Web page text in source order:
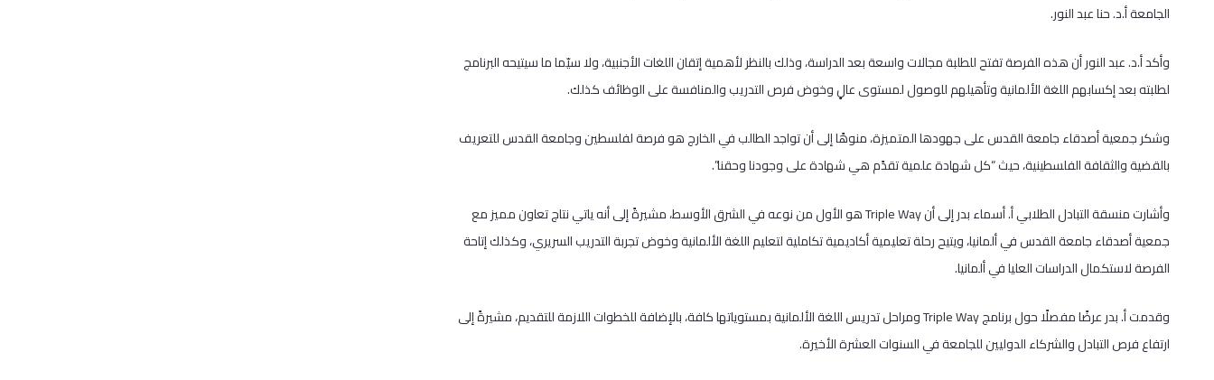
الجامعة أ.د. حنا عبد النور.
وأكد أ.د. عبد النور أن هذه الفرصة تفتح للطلبة مجالات واسعة بعد الدراسة، وذلك بالنظر لأهمية إتقان اللغات الأجنبية، ولا سيّما ما سيتيحه البرنامج
لطلبته بعد إكسابهم اللغة الألمانية وتأهيلهم للوصول لمستوى عالٍ وخوض فرص التدريب والمنافسة على الوظائف كذلك.
وشكر جمعية أصدقاء جامعة القدس على جهودها المتميزة، منوهًا إلى أن تواجد الطالب في الخارج هو فرصة لفلسطين وجامعة القدس للتعريف
بالقضية والثقافة الفلسطينية، حيث “كل شهادة علمية تقدًم هي شهادة على وجودنا وحقنا”.
وأشارت منسقة التبادل الطلابي أ. أسماء بدر إلى أن Triple Way هو الأول من نوعه في الشرق الأوسط، مشيرةً إلى أنه ياتي نتاج تعاون مميز مع
جمعية أصدقاء جامعة القدس في ألمانيا، ويتيح رحلة تعليمية أكاديمية تكاملية لتعليم اللغة الألمانية وخوض تجربة التدريب السريري، وكذلك إتاحة
الفرصة لاستكمال الدراسات العليا في ألمانيا.
وقدمت أ. بدر عرضًا مفصلًا حول برنامج Triple Way ومراحل تدريس اللغة الألمانية بمستوياتها كافة، بالإضافة للخطوات اللازمة للتقديم، مشيرةً إلى
ارتفاع فرص التبادل والشركاء الدوليين للجامعة في السنوات العشرة الأخيرة.